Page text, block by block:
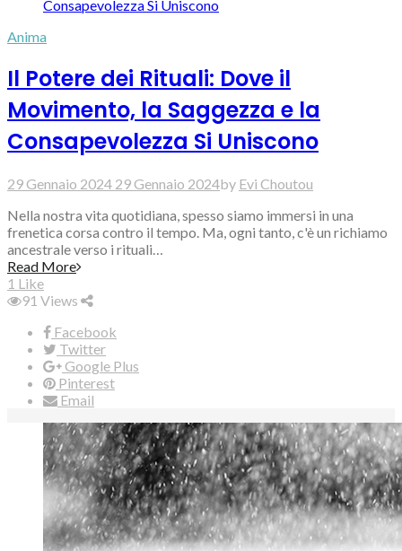
Anima
Il Potere dei Rituali: Dove il
Movimento, la Saggezza e la
Consapevolezza Si Uniscono
29 Gennaio 2024 29 Gennaio 2024by Evi Choutou
Nella nostra vita quotidiana, spesso siamo immersi in una
frenetica corsa contro il tempo. Ma, ogni tanto, c'è un richiamo
ancestrale verso i rituali…
Read More
1 Like
91 Views
Facebook
Twitter
Google Plus
Pinterest
Email